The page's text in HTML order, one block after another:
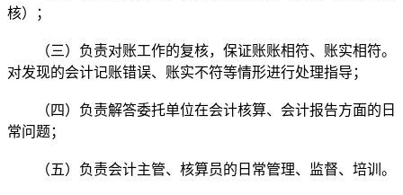
核）；
（三）负责对账工作的复核，保证账账相符、账实相符。
对发现的会计记账错误、账实不符等情形进行处理指导；
（四）负责解答委托单位在会计核算、会计报告方面的日
常问题；
（五）负责会计主管、核算员的日常管理、监督、培训。